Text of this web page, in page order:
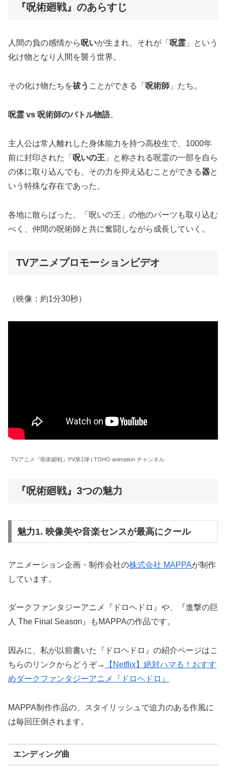
『呪術廻戦』のあらすじ
人間の負の感情から呪いが生まれ、それが「 呪霊 」という
化け物となり人間を襲う世界。
その化け物たちを祓う ことができる「 呪術師 」たち。
呪霊 vs 呪術師のバトル物語。
主人公は常人離れした身体能力を持つ高校生で、1000年
前に封印された「 呪いの王 」と称される呪霊の一部を自ら
の体に取り込んでも、その力を抑え込むことができる器と
いう特殊な存在であった。
各地に散らばった、「呪いの王」の他のパーツも取り込む
べく、仲間の呪術師と共に奮闘しながら成長していく。
TVアニメプロモーションビデオ
（映像：約1分30秒）
TVアニメ『呪術廻戦』PV第1弾 | TOHO animation チャンネル
『呪術廻戦』3つの魅力
魅力1. 映像美や音楽センスが最高にクール
アニメーション企画・制作会社の株式会社 MAPPAが制作
しています。
ダークファンタジーアニメ『ドロヘドロ』や、『進撃の巨
人 The Final Season』もMAPPAの作品です。
因みに、私が以前書いた『ドロヘドロ』の紹介ページはこ
ちらのリンクからどうぞ→
【Netflix】絶対ハマる！おすす
めダークファンタジーアニメ『ドロヘドロ』
MAPPA制作作品の、スタイリッシュで迫力のある作風に
は毎回圧倒されます。
エンディング曲